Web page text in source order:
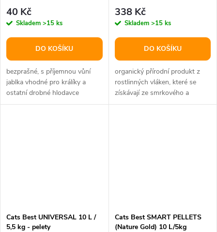
40 Kč
Skladem >15 ks
DO KOŠÍKU
bezprašné, s příjemnou vůní
jablka vhodné pro králíky a
ostatní drobné hlodavce
materiál: 100% přírodní objem:
338 Kč
Skladem >15 ks
DO KOŠÍKU
organický přírodní produkt z
rostlinných vláken, které se
získávají ze smrkového a
jedlového dřeva má silné sací...
Cats Best UNIVERSAL 10 L /
5,5 kg - pelety
Cats Best SMART PELLETS
(Nature Gold) 10 L/5kg